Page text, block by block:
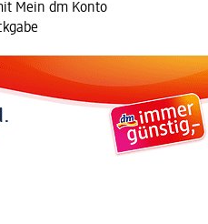
Mein dm Konto